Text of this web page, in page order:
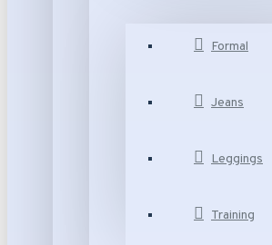
Formal
Jeans
Leggings
Training